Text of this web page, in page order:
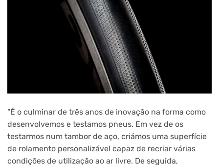
“É o culminar de três anos de inovação na forma como
desenvolvemos e testamos pneus. Em vez de os
testarmos num tambor de aço, criámos uma superfície
de rolamento personalizável capaz de recriar várias
condições de utilização ao ar livre. De seguida,